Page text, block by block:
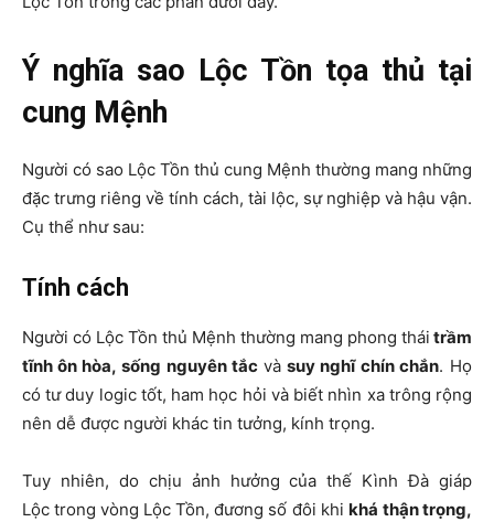
Ý nghĩa sao Lộc Tồn tọa thủ tại
cung Mệnh
Người có sao Lộc Tồn thủ cung Mệnh thường mang những
đặc trưng riêng về tính cách, tài lộc, sự nghiệp và hậu vận.
Cụ thể như sau:
Tính cách
Người có Lộc Tồn thủ Mệnh thường mang phong thái trầm
tĩnh ôn hòa, sống nguyên tắc và suy nghĩ chín chắn. Họ
có tư duy logic tốt, ham học hỏi và biết nhìn xa trông rộng
nên dễ được người khác tin tưởng, kính trọng.
Tuy nhiên, do chịu ảnh hưởng của thế Kình Đà giáp
Lộc trong vòng Lộc Tồn, đương số đôi khi khá thận trọng,